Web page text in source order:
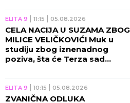
ELITA 9 11:15 05.08.2026
CELA NACIJA U SUZAMA ZBOG
MILICE VELIČKOVIĆ! Muk u
studiju zbog iznenadnog
poziva, šta će Terza sad
ELITA 9 10:15 05.08.2026
ZVANIČNA ODLUKA